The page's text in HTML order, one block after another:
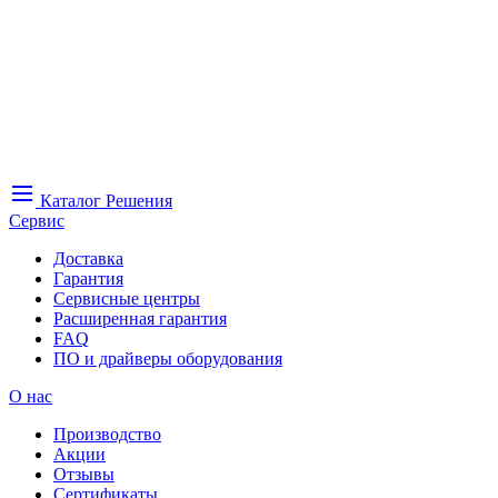
Каталог Решения
Сервис
Доставка
Гарантия
Сервисные центры
Расширенная гарантия
FAQ
ПО и драйверы оборудования
О нас
Производство
Акции
Отзывы
Сертификаты